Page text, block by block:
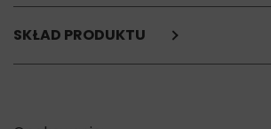
SKŁAD PRODUKTU